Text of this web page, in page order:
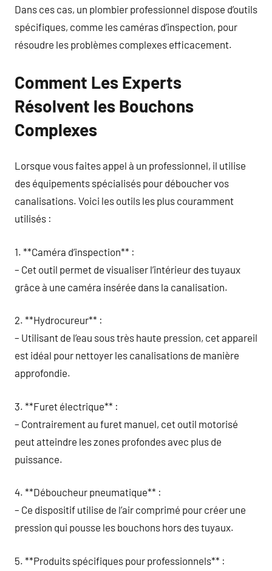
Dans ces cas, un plombier professionnel dispose d’outils
spécifiques, comme les caméras d’inspection, pour
résoudre les problèmes complexes efficacement.
Comment Les Experts
Résolvent les Bouchons
Complexes
Lorsque vous faites appel à un professionnel, il utilise
des équipements spécialisés pour déboucher vos
canalisations. Voici les outils les plus couramment
utilisés :
1. **Caméra d’inspection** :
– Cet outil permet de visualiser l’intérieur des tuyaux
grâce à une caméra insérée dans la canalisation.
2. **Hydrocureur** :
– Utilisant de l’eau sous très haute pression, cet appareil
est idéal pour nettoyer les canalisations de manière
approfondie.
3. **Furet électrique** :
– Contrairement au furet manuel, cet outil motorisé
peut atteindre les zones profondes avec plus de
puissance.
4. **Déboucheur pneumatique** :
– Ce dispositif utilise de l’air comprimé pour créer une
pression qui pousse les bouchons hors des tuyaux.
5. **Produits spécifiques pour professionnels** :